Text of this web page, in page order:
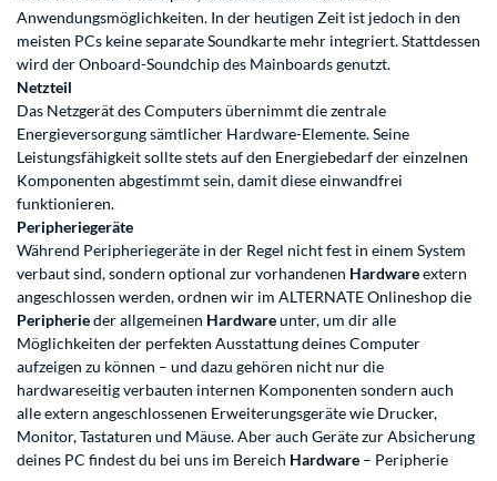
Anwendungsmöglichkeiten. In der heutigen Zeit ist jedoch in den
meisten PCs keine separate Soundkarte mehr integriert. Stattdessen
wird der Onboard-Soundchip des Mainboards genutzt.
Netzteil
Das Netzgerät des Computers übernimmt die zentrale
Energieversorgung sämtlicher Hardware-Elemente. Seine
Leistungsfähigkeit sollte stets auf den Energiebedarf der einzelnen
Komponenten abgestimmt sein, damit diese einwandfrei
funktionieren.
Peripheriegeräte
Während Peripheriegeräte in der Regel nicht fest in einem System
verbaut sind, sondern optional zur vorhandenen Hardwareextern
angeschlossen werden, ordnen wir im ALTERNATE Onlineshop die
Peripherieder allgemeinen Hardwareunter, um dir alle
Möglichkeiten der perfekten Ausstattung deines Computer
aufzeigen zu können – und dazu gehören nicht nur die
hardwareseitig verbauten internen Komponenten sondern auch
alle extern angeschlossenen Erweiterungsgeräte wie Drucker,
Monitor, Tastaturen und Mäuse. Aber auch Geräte zur Absicherung
deines PC findest du bei uns im Bereich Hardware – Peripherie